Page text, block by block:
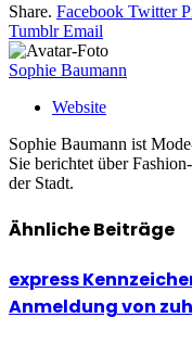
Share. Facebook Twitter
Tumblr Email
Sophie Baumann
Website
Sophie Baumann ist
Sie berichtet über
der Stadt.
ÄhnlicheBeiträge
express
Anmeldung von